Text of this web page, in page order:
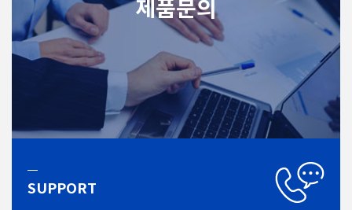
제품문의
SUPPORT